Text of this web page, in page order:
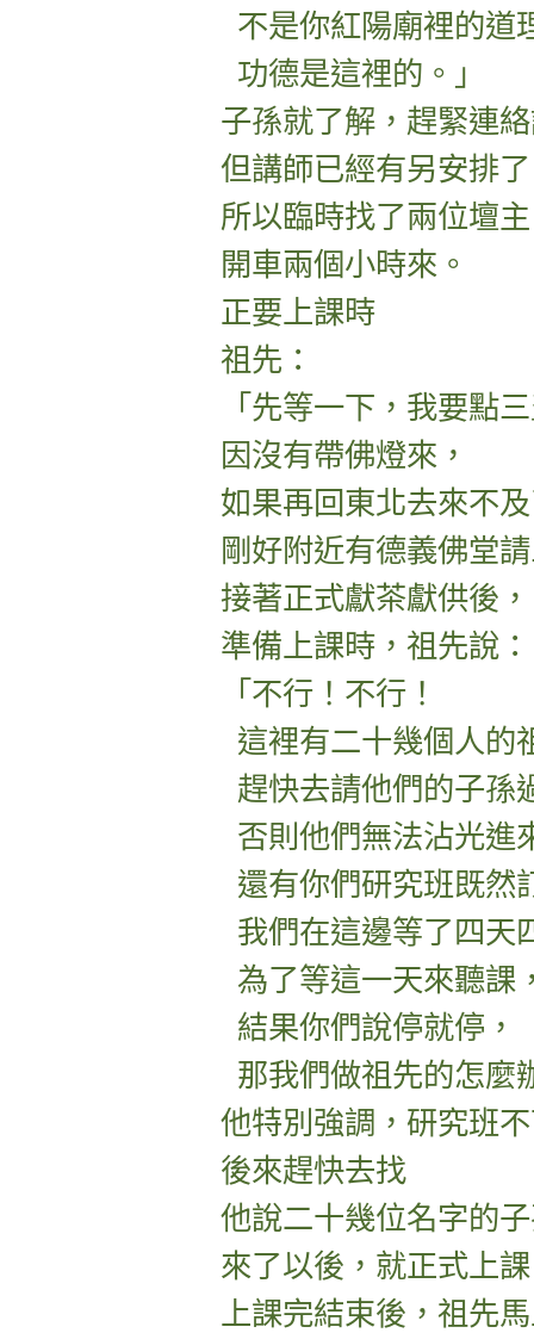
不是你紅陽廟裡的道
功德是這裡的。」
子孫就了解，趕緊連
但講師已經有另安排
所以臨時找了兩位壇
開車兩個小時來。
正要上課時
祖先：
「先等一下，我要點
因沒有帶佛燈來，
如果再回東北去來不
剛好附近有德義佛堂
接著正式獻茶獻供後，
準備上課時，祖先說：
「不行！不行！
這裡有二十幾個人的
趕快去請他們的子孫
否則他們無法沾光進
還有你們研究班既然
我們在這邊等了四天
為了等這一天來聽課
結果你們說停就停，
那我們做祖先的怎麼
他特別強調，研究班
後來趕快去找
他說二十幾位名字的
來了以後，就正式上
上課完結束後，祖先